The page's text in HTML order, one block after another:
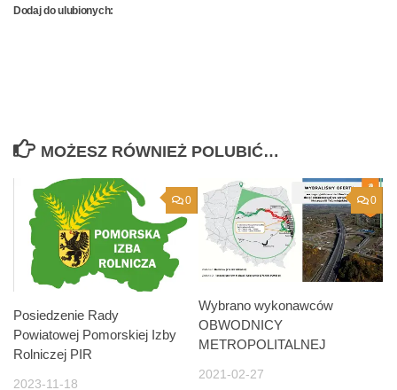
Dodaj do ulubionych:
MOŻESZ RÓWNIEŻ POLUBIĆ…
0
Posiedzenie Rady
Powiatowej Pomorskiej Izby
Rolniczej PIR
2023-11-18
0
Wybrano wykonawców
OBWODNICY
METROPOLITALNEJ
2021-02-27